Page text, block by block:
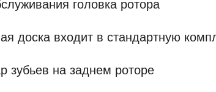
головка ротора
доска входит в стандартную
зубьев на заднем роторе